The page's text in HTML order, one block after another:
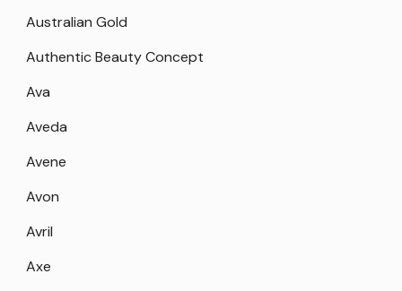
Australian Gold
Authentic Beauty Concept
Ava
Aveda
Avene
Avon
Avril
Axe